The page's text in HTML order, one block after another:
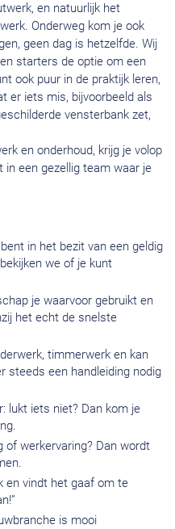
en natuurlijk het
Onderweg kom je ook
geen dag is hetzelfde. Wij
starters de optie om een
ook puur in de praktijk leren,
er iets mis, bijvoorbeeld als
vensterbank zet,
en onderhoud, krijg je volop
in een gezellig team waar je
in het bezit van een geldig
we of je kunt
je waarvoor gebruikt en
het echt de snelste
timmerwerk en kan
steeds een handleiding nodig
lukt iets niet? Dan kom je
of werkervaring? Dan wordt
en vindt het gaaf om te
is mooi